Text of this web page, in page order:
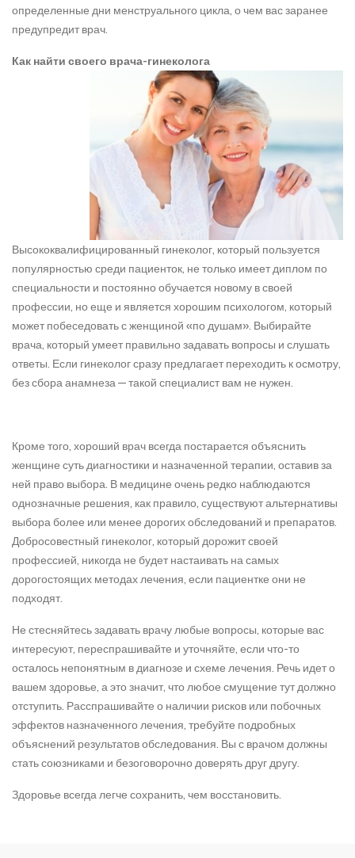
определенные дни менструального цикла, о чем вас заранее
предупредит врач.
Как найти своего врача-гинеколога
Высококвалифицированный гинеколог, который пользуется
популярностью среди пациенток, не только имеет диплом по
специальности и постоянно обучается новому в своей
профессии, но еще и является хорошим психологом, который
может побеседовать с женщиной «по душам». Выбирайте
врача, который умеет правильно задавать вопросы и слушать
ответы. Если гинеколог сразу предлагает переходить к осмотру,
без сбора анамнеза — такой специалист вам не нужен.
Кроме того, хороший врач всегда постарается объяснить
женщине суть диагностики и назначенной терапии, оставив за
ней право выбора. В медицине очень редко наблюдаются
однозначные решения, как правило, существуют альтернативы
выбора более или менее дорогих обследований и препаратов.
Добросовестный гинеколог, который дорожит своей
профессией, никогда не будет настаивать на самых
дорогостоящих методах лечения, если пациентке они не
подходят.
Не стесняйтесь задавать врачу любые вопросы, которые вас
интересуют, переспрашивайте и уточняйте, если что-то
осталось непонятным в диагнозе и схеме лечения. Речь идет о
вашем здоровье, а это значит, что любое смущение тут должно
отступить. Расспрашивайте о наличии рисков или побочных
эффектов назначенного лечения, требуйте подробных
объяснений результатов обследования. Вы с врачом должны
стать союзниками и безоговорочно доверять друг другу.
Здоровье всегда легче сохранить, чем восстановить.